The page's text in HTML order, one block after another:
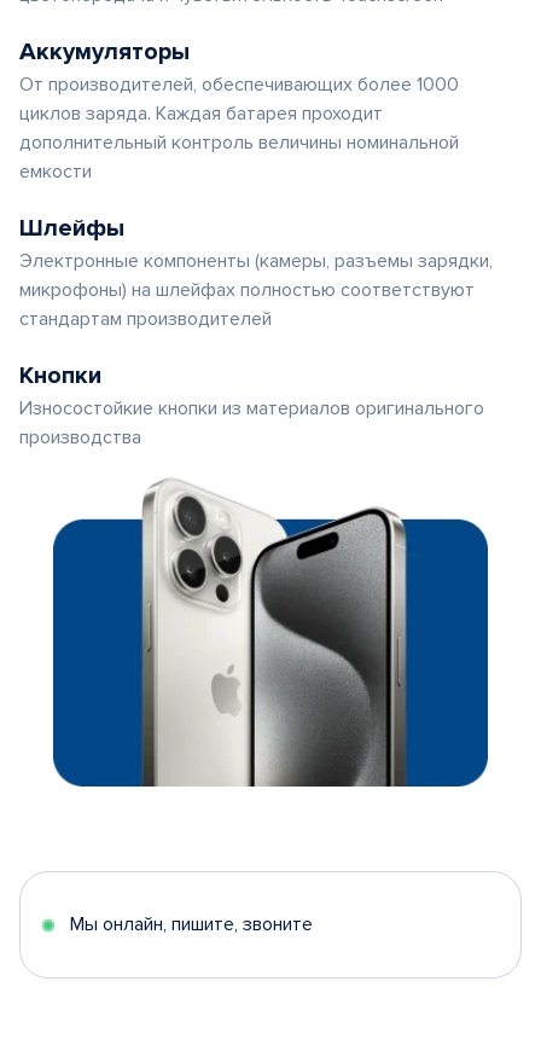
Аккумуляторы
От производителей, обеспечивающих более 1000
циклов заряда. Каждая батарея проходит
дополнительный контроль величины номинальной
емкости
Шлейфы
Электронные компоненты (камеры, разъемы зарядки,
микрофоны) на шлейфах полностью соответствуют
стандартам производителей
Кнопки
Износостойкие кнопки из материалов оригинального
производства
Мы онлайн, пишите, звоните